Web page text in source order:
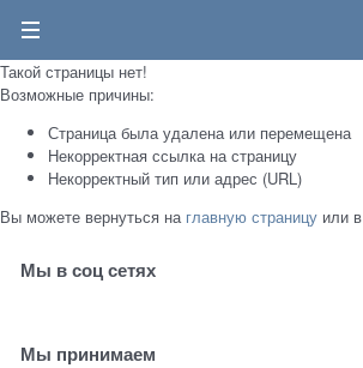
Такой страницы нет!
Возможные причины:
Страница была удалена или перемещена
Некорректная ссылка на страницу
Некорректный тип или адрес (URL)
Вы можете вернуться на главную страницу или в
Мы в соц сетях
Мы принимаем